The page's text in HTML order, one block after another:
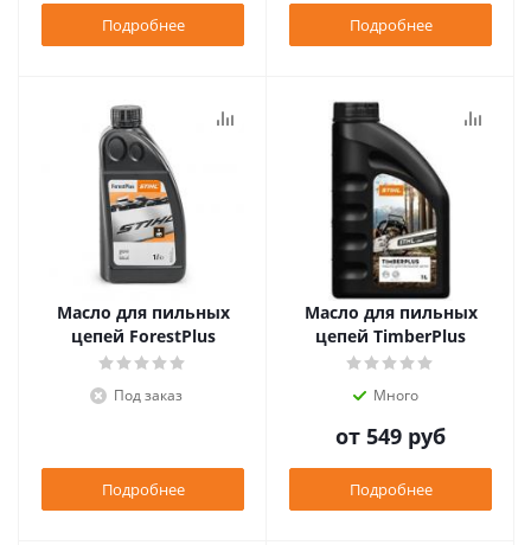
Подробнее Подробнее
Масло для пильных
цепей ForestPlus
Под заказ
Подробнее
Масло для пильных
цепей TimberPlus
Много
от 549 руб
Подробнее